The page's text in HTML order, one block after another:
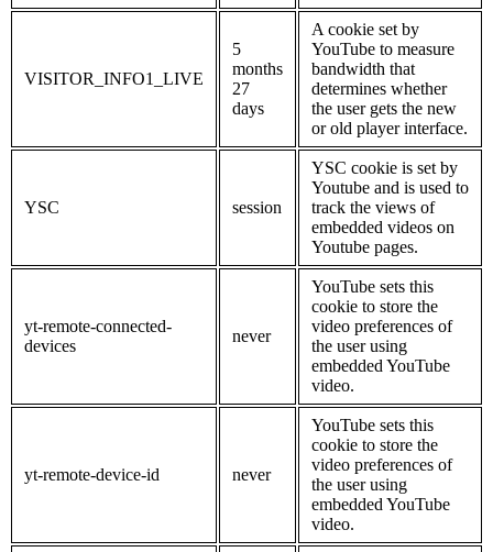
VISITOR_INFO1_LIVE
5
months
27
days
A cookie set by
YouTube to measure
bandwidth that
determines whether
the user gets the new
or old player interface.
YSC session
YSC cookie is set by
Youtube and is used to
track the views of
embedded videos on
Youtube pages.
yt-remote-connected-
devices
never
YouTube sets this
cookie to store the
video preferences of
the user using
embedded YouTube
video.
yt-remote-device-id never
YouTube sets this
cookie to store the
video preferences of
the user using
embedded YouTube
video.